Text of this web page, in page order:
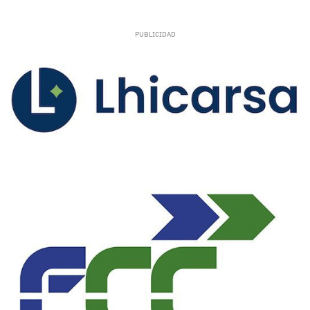
temporada 2026/2027 será de cambios en el
fútbol sala español con una renovación de las
competiciones tras la aprobación en la
Asamblea General de la RFEF de los nuevos
formatos que dan lugar a la novedosa Liga
Prime Futsal y la unificación de las
competiciones coperas bajo el nombre Copa de
España S.M. El Rey, resultando también en